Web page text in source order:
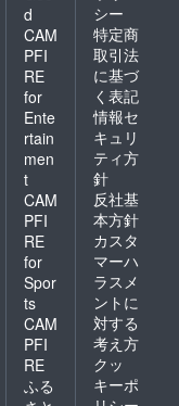
d
CAM
PFI
RE
for
Ente
rtain
men
t
CAM
PFI
RE
for
Spor
ts
CAM
PFI
RE
ふる
シー
特定商
取引法
に基づ
く表記
情報セ
キュリ
ティ方
針
反社基
本方針
カスタ
マーハ
ラスメ
ントに
対する
考え方
クッ
キーポ